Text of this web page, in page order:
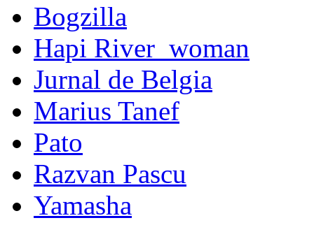
Bogzilla
Hapi River_woman
Jurnal de Belgia
Marius Tanef
Pato
Razvan Pascu
Yamasha